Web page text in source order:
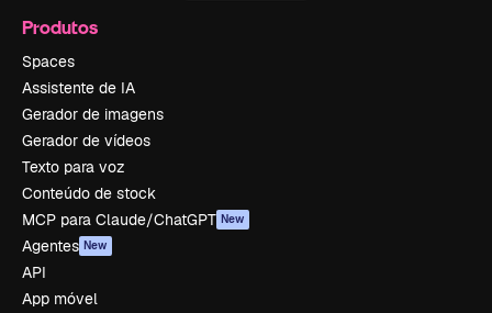
Produtos
Spaces
Assistente de IA
Gerador de imagens
Gerador de vídeos
Texto para voz
Conteúdo de stock
MCP para Claude/ChatGPT New
Agentes New
API
App móvel